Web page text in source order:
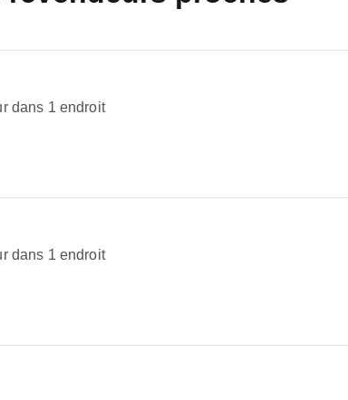
dans 1 endroit
dans 1 endroit